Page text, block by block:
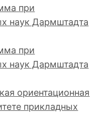
при
наук Дармштадта
при
наук Дармштадта
ориентационная
прикладных